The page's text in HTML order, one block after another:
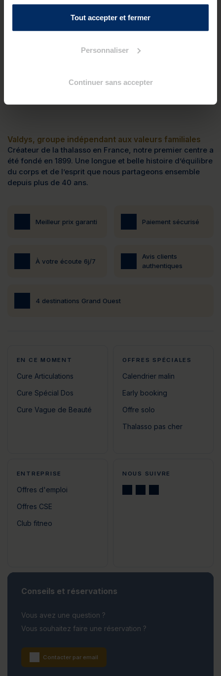
Tout accepter et fermer
Personnaliser
Continuer sans accepter
Les beaux jours sont là, c’est le moment parfait pour prendre
Valdys vous propose deux offres bien-être
, disponibles uniquement en mai. Offrez (ou
offrez-vous) unmoment d’évasion sensorielleau bord de la
Nos soins spa incluent l’accès complet aux installations
Faites ce qu’il vous plaît en mai, chez Valdys !
Valdys, groupe indépendant aux valeurs familiales
Créateur de la thalasso en France, notre premier centre a
été fondé en 1899. Une longue et belle histoire d’équilibre
du corps et de l’esprit que nous partageons ensemble
depuis plus de 40 ans.
Meilleur prix garanti Paiement sécurisé
À votre écoute 6j/7
Avis clients
authentiques
4 destinations Grand Ouest
EN CE MOMENT
Cure Articulations
Cure Spécial Dos
Cure Vague de Beauté
OFFRES SPÉCIALES
Calendrier malin
Early booking
Offre solo
Thalasso pas cher
ENTREPRISE
Offres d'emploi
Offres CSE
Club fitneo
NOUS SUIVRE
Conseils et réservations
Vous avez une question ?
Vous souhaitez faire une réservation ?
Contacter par email